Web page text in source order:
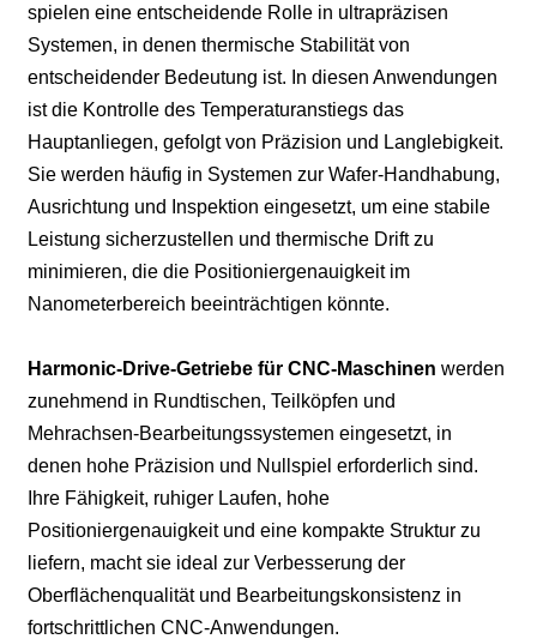
spielen eine entscheidende Rolle in ultrapräzisen
Systemen, in denen thermische Stabilität von
entscheidender Bedeutung ist. In diesen Anwendungen
ist die Kontrolle des Temperaturanstiegs das
Hauptanliegen, gefolgt von Präzision und Langlebigkeit.
Sie werden häufig in Systemen zur Wafer-Handhabung,
Ausrichtung und Inspektion eingesetzt, um eine stabile
Leistung sicherzustellen und thermische Drift zu
minimieren, die die Positioniergenauigkeit im
Nanometerbereich beeinträchtigen könnte.
Harmonic-Drive-Getriebe für CNC-Maschinen werden
zunehmend in Rundtischen, Teilköpfen und
Mehrachsen-Bearbeitungssystemen eingesetzt, in
denen hohe Präzision und Nullspiel erforderlich sind.
Ihre Fähigkeit, ruhiger Laufen, hohe
Positioniergenauigkeit und eine kompakte Struktur zu
liefern, macht sie ideal zur Verbesserung der
Oberflächenqualität und Bearbeitungskonsistenz in
fortschrittlichen CNC-Anwendungen.